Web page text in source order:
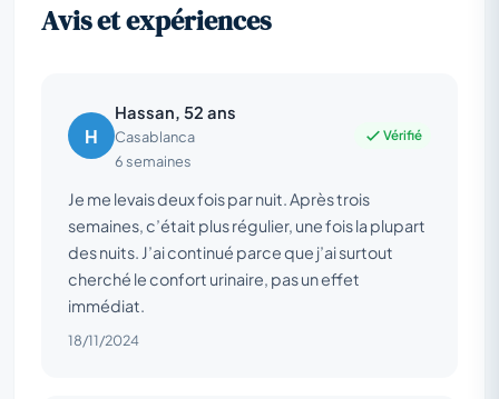
Avis et expériences
H
Hassan, 52 ans
Casablanca
6 semaines
Vérifié
Je me levais deux fois par nuit. Après trois
semaines, c’était plus régulier, une fois la plupart
des nuits. J’ai continué parce que j’ai surtout
cherché le confort urinaire, pas un effet
immédiat.
18/11/2024